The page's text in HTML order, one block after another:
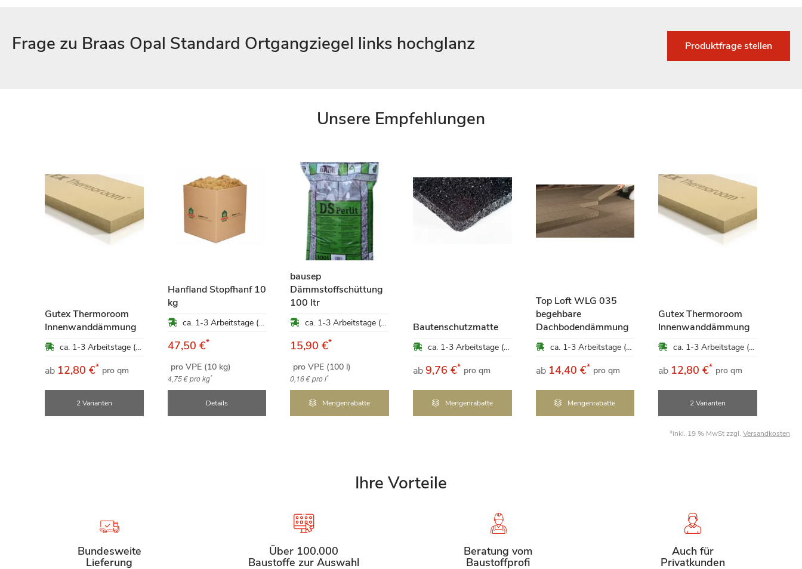
Frage zu Braas Opal Standard Ortgangziegel links hochglanz Produktfrage stellen
Unsere Empfehlungen
Gutex Thermoroom
Innenwanddämmung
ca. 1-3 Arbeitstage (Mo-Fr)
ab 12,80 €* pro qm
2 Varianten
Hanfland Stopfhanf 10
kg
ca. 1-3 Arbeitstage (Mo-Fr)
47,50 €*
pro VPE (10 kg)
4,75 €pro kg*
Details
bausep
Dämmstoffschüttung
100 ltr
ca. 1-3 Arbeitstage (Mo-Fr)
15,90 €*
pro VPE (100 l)
0,16 €pro l*
Mengenrabatte
Bautenschutzmatte
ca. 1-3 Arbeitstage (Mo-Fr)
ab9,76 €* pro qm
Mengenrabatte
Top Loft WLG 035
begehbare
Dachbodendämmung
ca. 1-3 Arbeitstage (Mo-Fr)
ab 14,40 €* pro qm
Mengenrabatte
Gutex Thermoroom
Innenwanddämmung
ca. 1-3 Arbeitstage (Mo-Fr)
ab 12,80 €* pro qm
2 Varianten
*inkl. 19 % MwSt zzgl. Versandkosten
Ihre Vorteile
Bundesweite
Lieferung
Über 100.000
Baustoffe zur Auswahl
Beratung vom
Baustoffprofi
Auch für
Privatkunden